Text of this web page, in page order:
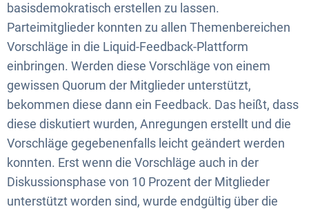
basisdemokratisch erstellen zu lassen.
Parteimitglieder konnten zu allen Themenbereichen
Vorschläge in die Liquid-Feedback-Plattform
einbringen. Werden diese Vorschläge von einem
gewissen Quorum der Mitglieder unterstützt,
bekommen diese dann ein Feedback. Das heißt, dass
diese diskutiert wurden, Anregungen erstellt und die
Vorschläge gegebenenfalls leicht geändert werden
konnten. Erst wenn die Vorschläge auch in der
Diskussionsphase von 10 Prozent der Mitglieder
unterstützt worden sind, wurde endgültig über die